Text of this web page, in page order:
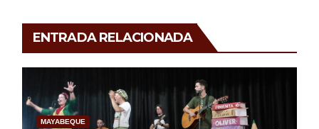
ENTRADA RELACIONADA
MAYABEQUE